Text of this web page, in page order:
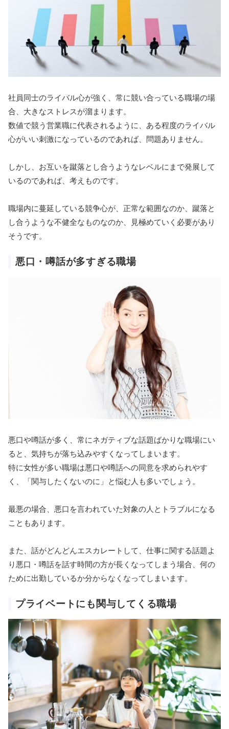
社員同士のライバル心が強く、常に競い合っている職場の場
合、大きなストレスが溜まります。
数値で競う営業職に代表されるように、ある程度のライバル
心がいい刺激になっているのであれば、問題ありません。
しかし、お互いを蹴落とし合うようなレベルにまで発展して
いるのであれば、考えものです。
職場内に蔓延している競争心が、正常な範囲なのか、蹴落と
し合うような不健全なものなのか、見極めていく必要があり
そうです。
悪口・噂話が多すぎる職場
悪口や噂話が多く、常にネガティブな話題ばかりな職場にい
ると、気持ちが落ち込みやすくなってしまいます。
特に女性が多い職場は悪口や噂話への同意を求められやす
く、「関与したくないのに」と悩む人も多いでしょう。
最悪の場合、悪口を言われていた対象の人とトラブルになる
こともあります。
また、話がどんどんエスカレートして、仕事に関する話題よ
り悪口・噂話を話す時間の方が長くなってしまう場合、何の
ために出勤しているか分からなくなってしまいます。
プライベートにも関与してくる職場